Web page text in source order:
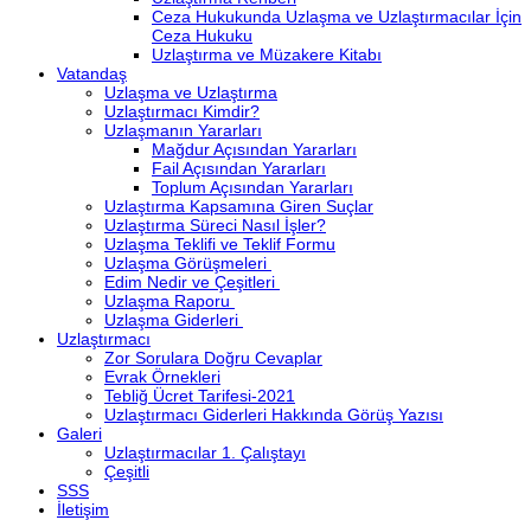
Ceza Hukukunda Uzlaşma ve Uzlaştırmacılar İçin
Ceza Hukuku
Uzlaştırma ve Müzakere Kitabı
Vatandaş
Uzlaşma ve Uzlaştırma
Uzlaştırmacı Kimdir?
Uzlaşmanın Yararları
Mağdur Açısından Yararları
Fail Açısından Yararları
Toplum Açısından Yararları
Uzlaştırma Kapsamına Giren Suçlar
Uzlaştırma Süreci Nasıl İşler?
Uzlaşma Teklifi ve Teklif Formu
Uzlaşma Görüşmeleri
Edim Nedir ve Çeşitleri
Uzlaşma Raporu
Uzlaşma Giderleri
Uzlaştırmacı
Zor Sorulara Doğru Cevaplar
Evrak Örnekleri
Tebliğ Ücret Tarifesi-2021
Uzlaştırmacı Giderleri Hakkında Görüş Yazısı
Galeri
Uzlaştırmacılar 1. Çalıştayı
Çeşitli
SSS
İletişim